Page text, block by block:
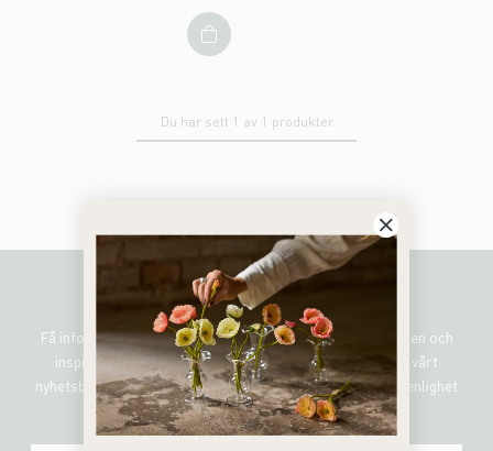
Du har sett 1 av 1 produkter
Sign me up!
Få information om de senaste nyheterna, unika erbjudanden och
inspirerande uppdateringar genom att prenumerera på vårt
nyhetsbrev. Mr Plant hanterar all personlig information i enlighet
med vår integritetspolicy.